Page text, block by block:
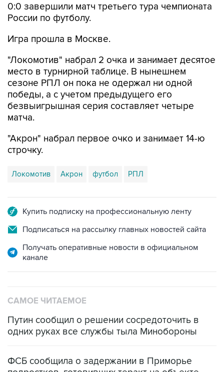
0:0 завершили матч третьего тура чемпионата
России по футболу.
Игра прошла в Москве.
"Локомотив" набрал 2 очка и занимает десятое
место в турнирной таблице. В нынешнем
сезоне РПЛ он пока не одержал ни одной
победы, а с учетом предыдущего его
безвыигрышная серия составляет четыре
матча.
"Акрон" набрал первое очко и занимает 14-ю
строчку.
Локомотив Акрон футбол РПЛ
Купить подписку на профессиональную ленту
Подписаться на рассылку главных новостей сайта
Получать оперативные новости в официальном
канале
САМОЕ ЧИТАЕМОЕ
Путин сообщил о решении сосредоточить в
одних руках все службы тыла Минобороны
ФСБ сообщила о задержании в Приморье